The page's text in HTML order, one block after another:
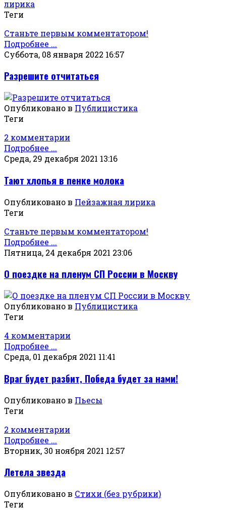
лирика
Теги
Станьте первым комментатором!
Подробнее ...
Суббота, 08 января 2022 16:57
Разрешите отчитаться
Опубликовано в Публицистика
Теги
2 комментарии
Подробнее ...
Среда, 29 декабря 2021 13:16
Тают хлопья в пенке молока
Опубликовано в Пейзажная лирика
Теги
Станьте первым комментатором!
Подробнее ...
Пятница, 24 декабря 2021 23:06
О поездке на пленум СП России в Москву
Опубликовано в Публицистика
Теги
4 комментарии
Подробнее ...
Среда, 01 декабря 2021 11:41
Враг будет разбит, Победа будет за нами!
Опубликовано в Пьесы
Теги
2 комментарии
Подробнее ...
Вторник, 30 ноября 2021 12:57
Летела звезда
Опубликовано в Стихи (без рубрики)
Теги